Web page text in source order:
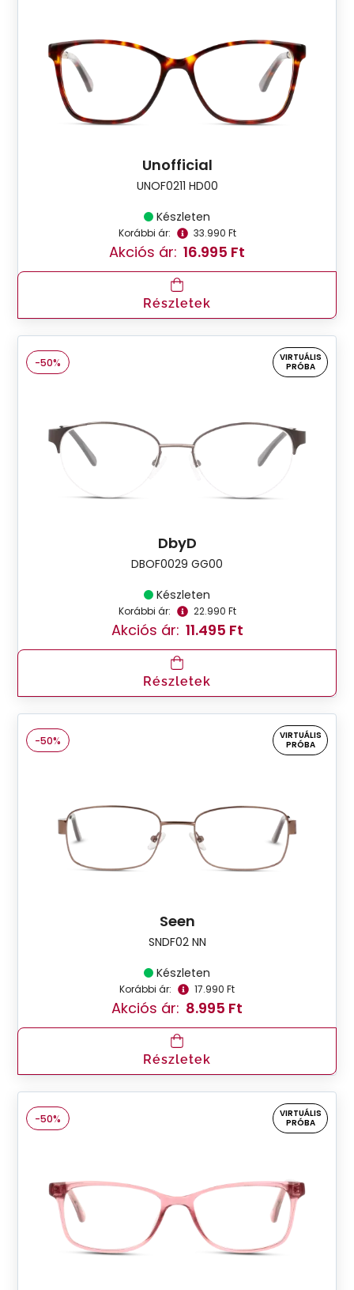
Unofficial
UNOF0211 HD00
Készleten
Korábbi ár: 33.990 Ft
Akciós ár: 16.995 Ft
Részletek
-50%
VIRTUÁLIS
PRÓBA
DbyD
DBOF0029 GG00
Készleten
Korábbi ár: 22.990 Ft
Akciós ár: 11.495 Ft
Részletek
-50%
VIRTUÁLIS
PRÓBA
Seen
SNDF02 NN
Készleten
Korábbi ár: 17.990 Ft
Akciós ár: 8.995 Ft
Részletek
-50%
VIRTUÁLIS
PRÓBA